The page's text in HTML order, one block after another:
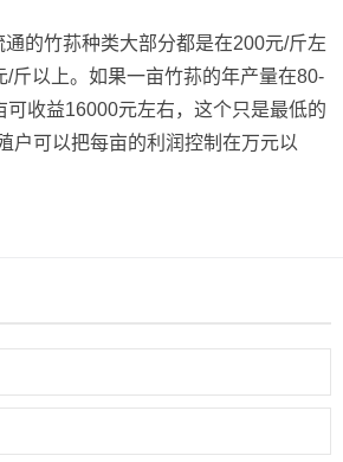
竹荪种类大部分都是在200元/斤左
/斤以上。如果一亩竹荪的年产量在80-
可收益16000元左右，这个只是最低的
户可以把每亩的利润控制在万元以